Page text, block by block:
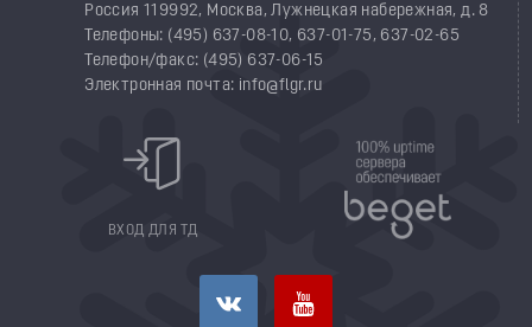
Россия 119992, Москва, Лужнецкая набережная, д. 8
Телефоны: (495) 637-08-10, 637-01-75, 637-02-65
Телефон/факс: (495) 637-06-15
Электронная почта: info@flgr.ru
ВХОД ДЛЯ ТД